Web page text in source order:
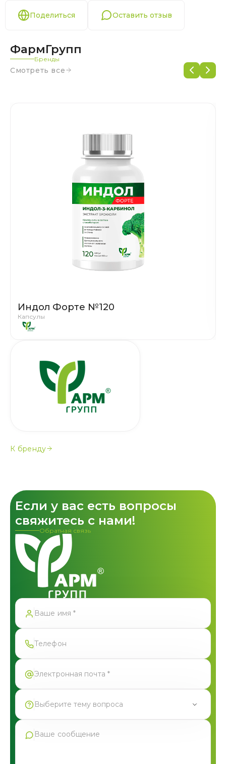
Поделиться Оставить отзыв
ФармГрупп
Бренды
Смотреть все
К бренду
Индол Форте №120
Капсулы
Если у вас есть вопросы
свяжитесь с нами!
Обратная связь
Выберите тему вопроса
Продукция Фармгрупп
Форма успешно отправлена